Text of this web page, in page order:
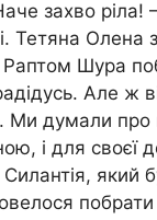
захво ріла! —
Тетяна Олена
Раптом Шура
Але ж
думали про
і для своєї
побрати